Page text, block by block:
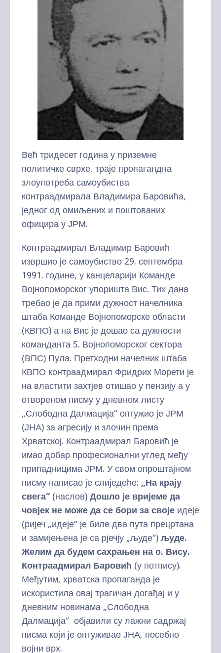
Већ тридесет година у приземне
политичке сврхе, траје пропагандна
злоупотреба самоубиства
контраадмирала Владимира Баровића,
једног од омиљених и поштованих
официра у ЈРМ.
Контраадмирал Владимир Баровић
извршио је самоубиство 29. септембра
1991. године, у канцеларији Команде
Војнопоморског упоришта Вис. Тих дана
требао је да прими дужност начелника
штаба Команде Војнопоморске области
(КВПО) а на Вис је дошао са дужности
команданта 5. Војнопоморског сектора
(ВПС) Пула. Претходни начелник штаба
КВПО контраадмирал Фридрих Морети је
на властити захтјев отишао у пензију а у
отвореном писму у дневном листу
„Слободна Далмација“ оптужио је ЈРМ
(ЈНА) за агресију и злочин према
Хрватској. Контраадмирал Баровић је
имао добар професионални углед међу
припадницима ЈРМ. У свом опроштајном
писму написао је слиједеће: „На крају
свега“ (наслов) Дошло је вријеме да
човјек не може да се бори за своје идеје
(ријеч „идеје“ је биле два пута прецртана
и замијењена је са рјечју „људе“) људе.
Желим да будем сахрањен на о. Вису.
Контраадмирал Баровић (у потпису).
Међутим, хрватска пропаганда је
искористила овај трагичан догађај и у
дневним новинама „Слободна
Далмација“ објавили су лажни садржај
писма који је оптуживао ЈНА, посебно
војни врх.